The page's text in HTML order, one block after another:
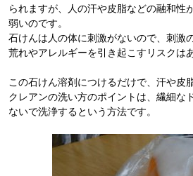
られますが、人の汗や皮脂などの融和性
弱いのです。
石けんは人の体に刺激がないので、刺激
荒れやアレルギーを引き起こすリスクは
この石けん溶剤につけるだけで、汗や皮
クレアンの洗い方のポイントは、繊細な
ないで洗浄するという方法です。